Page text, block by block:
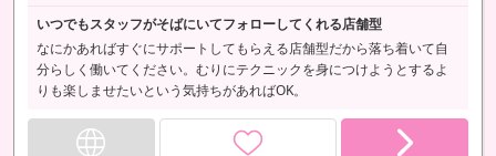
いつでもスタッフがそばにいてフォローしてくれる店舗型
なにかあればすぐにサポートしてもらえる店舗型だから落ち着いて自
分らしく働いてください。むりにテクニックを身につけようとするよ
りも楽しませたいという気持ちがあればOK。